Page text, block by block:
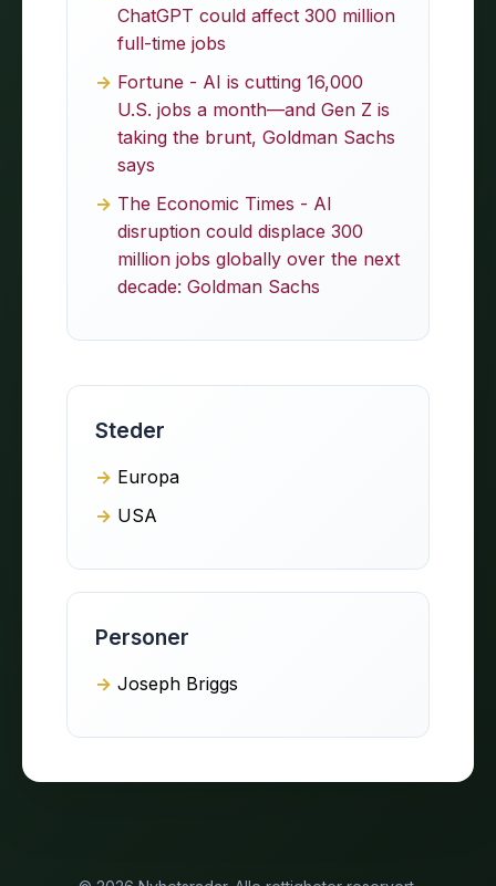
ChatGPT could affect 300 million
full-time jobs
Fortune - AI is cutting 16,000
U.S. jobs a month—and Gen Z is
taking the brunt, Goldman Sachs
says
The Economic Times - AI
disruption could displace 300
million jobs globally over the next
decade: Goldman Sachs
Steder
Europa
USA
Personer
Joseph Briggs